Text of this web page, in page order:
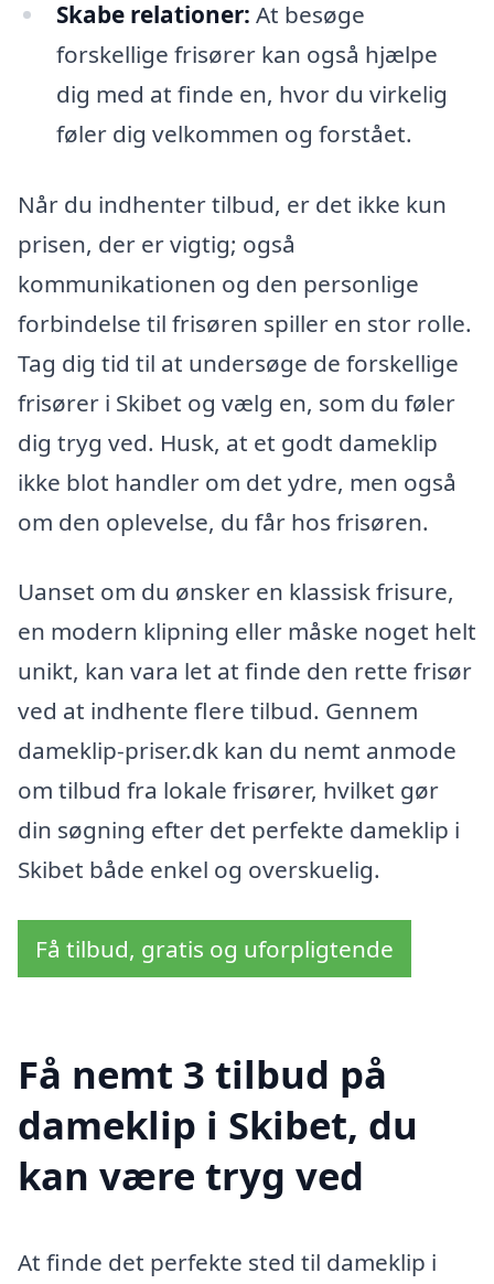
Skabe relationer: At besøge
forskellige frisører kan også hjælpe
dig med at finde en, hvor du virkelig
føler dig velkommen og forstået.
Når du indhenter tilbud, er det ikke kun
prisen, der er vigtig; også
kommunikationen og den personlige
forbindelse til frisøren spiller en stor rolle.
Tag dig tid til at undersøge de forskellige
frisører i Skibet og vælg en, som du føler
dig tryg ved. Husk, at et godt dameklip
ikke blot handler om det ydre, men også
om den oplevelse, du får hos frisøren.
Uanset om du ønsker en klassisk frisure,
en modern klipning eller måske noget helt
unikt, kan vara let at finde den rette frisør
ved at indhente flere tilbud. Gennem
dameklip-priser.dk kan du nemt anmode
om tilbud fra lokale frisører, hvilket gør
din søgning efter det perfekte dameklip i
Skibet både enkel og overskuelig.
Få tilbud, gratis og uforpligtende
Få nemt 3 tilbud på
dameklip i Skibet, du
kan være tryg ved
At finde det perfekte sted til dameklip i